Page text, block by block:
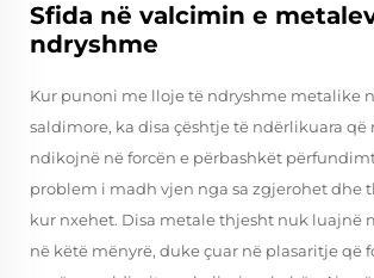
Sfida në valcimin e
ndryshme
Kur punoni me lloje të ndryshme metalike
saldimore, ka disa çështje të ndërlikuara që
ndikojnë në forcën e përbashkët
problem i madh vjen nga sa zgjerohet dhe
kur nxehet. Disa metale thjesht nuk luajnë
në këtë mënyrë, duke çuar në plasaritje që